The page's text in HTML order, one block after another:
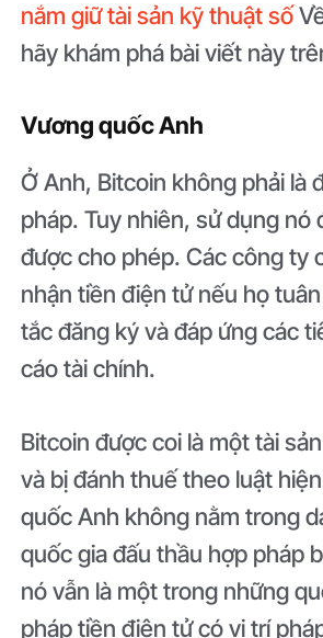
nắm giữ tài sản kỹ thuật số
hãy khám phá bài viết này
Vương quốc Anh
Ở Anh, Bitcoin không phải là
pháp. Tuy nhiên, sử dụng nó
được cho phép. Các công ty
nhận tiền điện tử nếu họ
tắc đăng ký và đáp ứng các
cáo tài chính.
Bitcoin được coi là một tài
và bị đánh thuế theo luật
quốc Anh không nằm trong
quốc gia đấu thầu hợp pháp
nó vẫn là một trong những
pháp tiền điện tử có vị trí